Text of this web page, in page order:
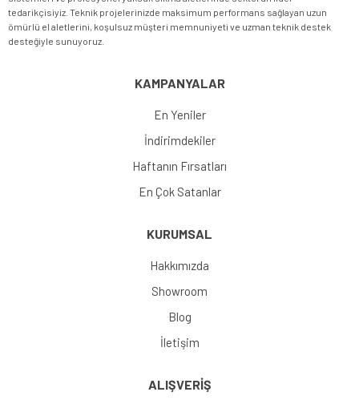
tedarikçisiyiz. Teknik projelerinizde maksimum performans sağlayan uzun
ömürlü el aletlerini, koşulsuz müşteri memnuniyeti ve uzman teknik destek
desteğiyle sunuyoruz.
KAMPANYALAR
En Yeniler
İndirimdekiler
Haftanın Fırsatları
En Çok Satanlar
KURUMSAL
Hakkımızda
Showroom
Blog
İletişim
ALIŞVERİŞ